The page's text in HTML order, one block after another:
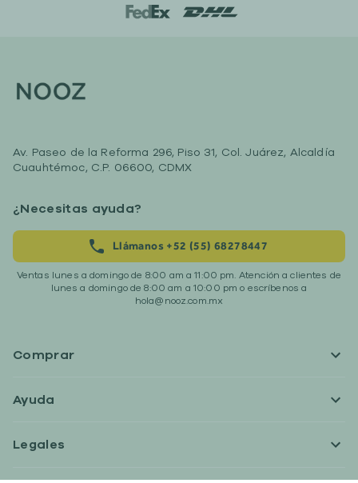
Av. Paseo de la Reforma 296, Piso 31, Col. Juárez, Alcaldía
Cuauhtémoc, C.P. 06600, CDMX
¿Necesitas ayuda?
Llámanos +52 (55) 68278447
Ventas lunes a domingo de 8:00 am a 11:00 pm. Atención a clientes de
lunes a domingo de 8:00 am a 10:00 pm o escríbenos a
hola@nooz.com.mx
Comprar
Ayuda
Legales